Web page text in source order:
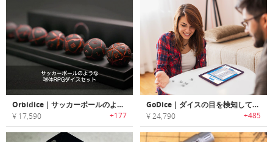
Orbidice｜サッカーボールのような球体RPGダイスセット「オービダイス」
¥ 17,590 +177
GoDice｜ダイスの目を検知して自動でスコアリングするスマートダイス「Goダイス」
¥ 24,790 +485